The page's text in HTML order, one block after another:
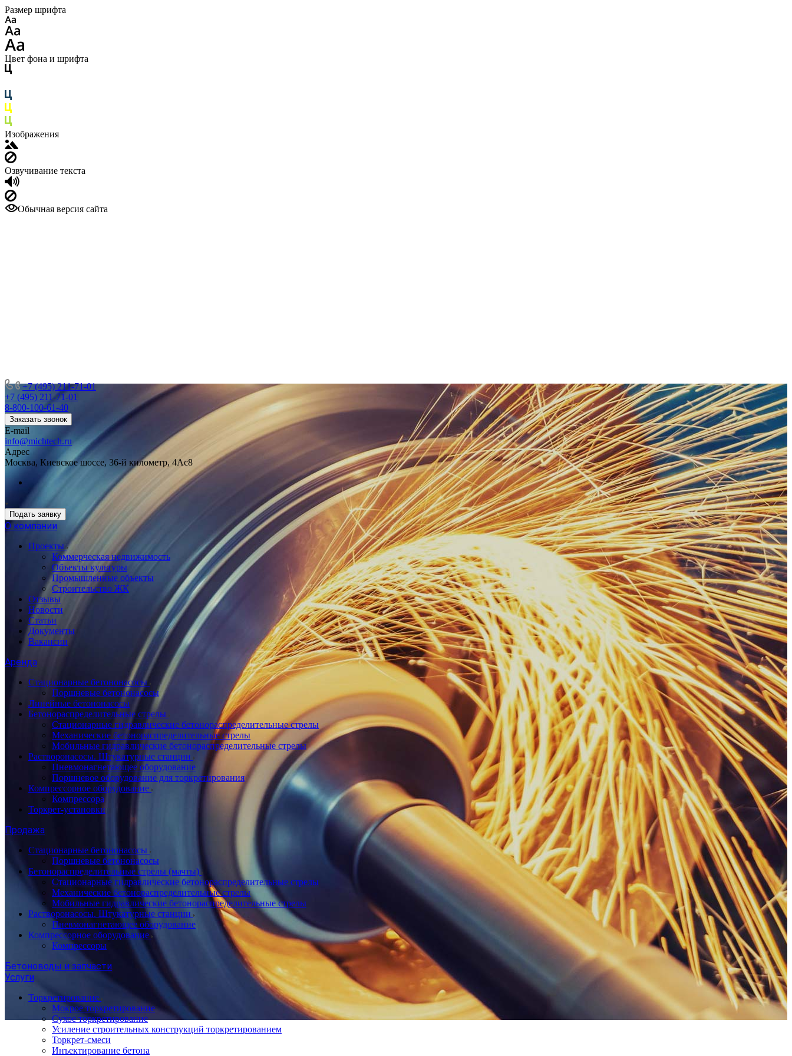
Размер шрифта
Цвет фона и шрифта
Изображения
Озвучивание текста
Обычная версия сайта
+7 (495) 211-71-01
+7 (495) 211-71-01
8-800-100-61-40
Заказать звонок
E-mail
info@michtech.ru
Адрес
Москва, Киевское шоссе, 36-й километр, 4Ас8
Подать заявку
О компании
Проекты
Коммерческая недвижимость
Объекты культуры
Промышленные объекты
Строительство ЖК
Отзывы
Новости
Статьи
Документы
Вакансии
Аренда
Стационарные бетононасосы
Поршневые бетононасосы
Линейные бетононасосы
Бетонораспределительные стрелы
Стационарные гидравлические бетонораспределительные стрелы
Механические бетонораспределительные стрелы
Мобильные гидравлические бетонораспределительные стрелы
Растворонасосы. Штукатурные станции
Пневмонагнетающее оборудование
Поршневое оборудование для торкретирования
Компрессорное оборудование
Компрессора
Торкрет-установки
Продажа
Стационарные бетононасосы
Поршневые бетононасосы
Бетонораспределительные стрелы (мачты)
Стационарные гидравлические бетонораспределительные стрелы
Механические бетонораспределительные стрелы
Мобильные гидравлические бетонораспределительные стрелы
Растворонасосы. Штукатурные станции
Пневмонагнетающее оборудование
Компрессорное оборудование
Компрессоры
Бетоноводы и запчасти
Услуги
Торкретирование
Мокрое торкретирование
Сухое торкретирование
Усиление строительных конструкций торкретированием
Торкрет-смеси
Инъектирование бетона